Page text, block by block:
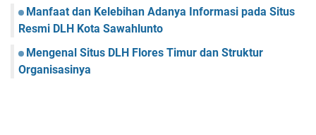
Manfaat dan Kelebihan Adanya Informasi pada Situs
Resmi DLH Kota Sawahlunto
Mengenal Situs DLH Flores Timur dan Struktur
Organisasinya